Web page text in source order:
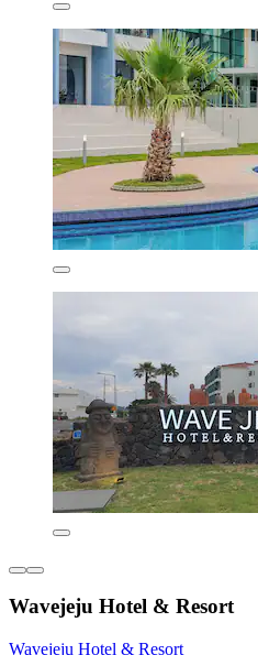
Wavejeju Hotel & Resort
Wavejeju Hotel & Resort